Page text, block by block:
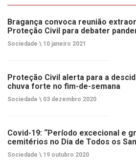
Bragança convoca reunião
Proteção Civil para debater
Sociedade \ 10 janeiro 2021
Proteção Civil alerta para a
chuva forte no fim-de-semana
Sociedade \ 03 dezembro 2020
Covid-19: “Período excecional e
cemitérios no Dia de Todos os
Sociedade \ 19 outubro 2020